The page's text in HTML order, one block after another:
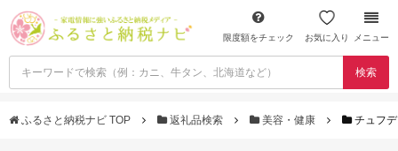
限度額をチェック お気に入り メニュー
検索
ふるさと納税ナビ TOP 返礼品検索 美容・健康 チュフ